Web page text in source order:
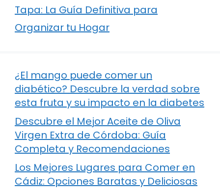
Tapa: La Guía Definitiva para
Organizar tu Hogar
¿El mango puede comer un
diabético? Descubre la verdad sobre
esta fruta y su impacto en la diabetes
Descubre el Mejor Aceite de Oliva
Virgen Extra de Córdoba: Guía
Completa y Recomendaciones
Los Mejores Lugares para Comer en
Cádiz: Opciones Baratas y Deliciosas